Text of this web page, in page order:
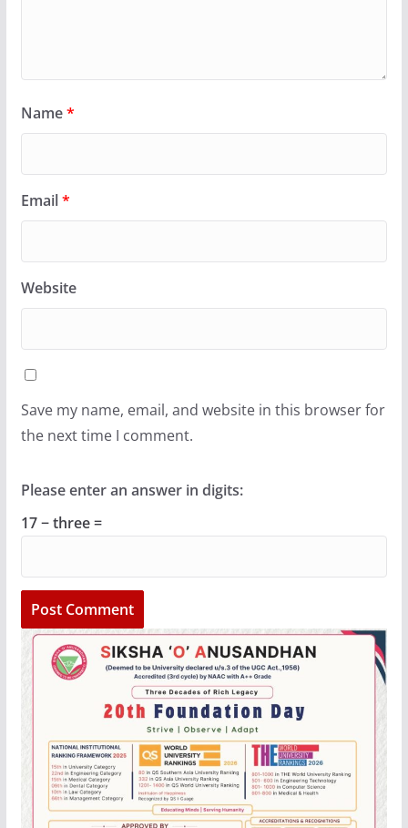
Name*
Email*
Website
Save my name, email, and website in this browser for
the next time I comment.
Please enter an answer in digits:
17 − three =